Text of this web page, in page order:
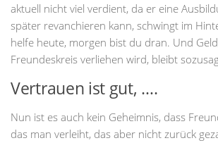
aktuell nicht viel verdient, da er eine
später revanchieren kann, schwingt im
helfe heute, morgen bist du dran. Und
Freundeskreis verliehen wird, bleibt
Vertrauen ist gut, ….
Nun ist es auch kein Geheimnis, dass
das man verleiht, das aber nicht zurück